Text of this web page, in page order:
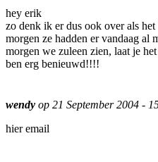
hey erik
zo denk ik er dus ook over als
morgen ze hadden er vandaag al
morgen we zuleen zien, laat je
ben erg benieuwd!!!!
wendy op 21 September 2004 -
hier email